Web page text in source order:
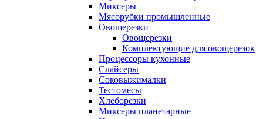
Миксеры
Мясорубки промышленные
Овощерезки
Овощерезки
Комплектующие для овощерезок
Процессоры кухонные
Слайсеры
Соковыжималки
Тестомесы
Хлеборезки
Миксеры планетарные